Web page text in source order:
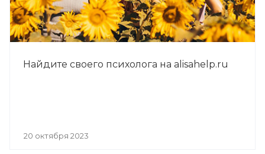
Найдите своего психолога на alisahelp.ru
20 октября 2023